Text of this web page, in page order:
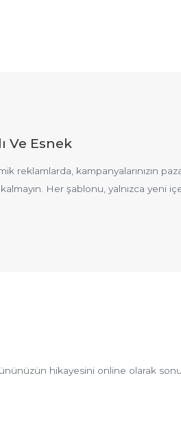
Ve Esnek
reklamlarda, kampanyalarınızın
kalmayın. Her şablonu, yalnızca yeni
hikayesini online olarak